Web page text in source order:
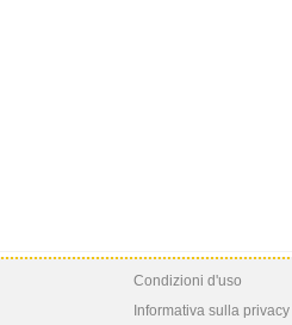
Condizioni d'uso
Informativa sulla privacy